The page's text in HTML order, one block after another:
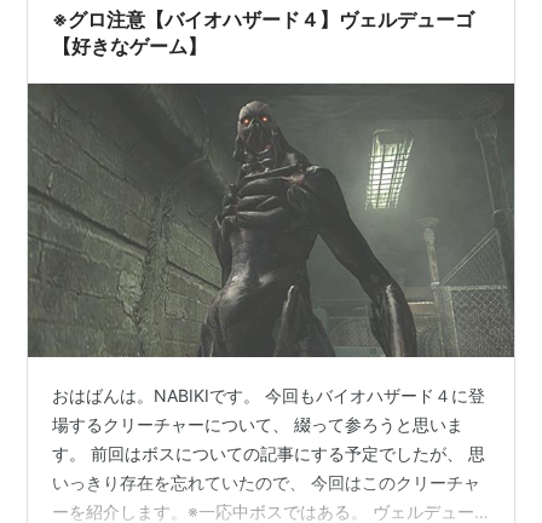
※グロ注意【バイオハザード４】ヴェルデューゴ
【好きなゲーム】
おはばんは。NABIKIです。 今回もバイオハザード４に登
場するクリーチャーについて、 綴って参ろうと思いま
す。 前回はボスについての記事にする予定でしたが、 思
いっきり存在を忘れていたので、 今回はこのクリーチャ
ーを紹介します。※一応中ボスではある。 ヴェルデュー